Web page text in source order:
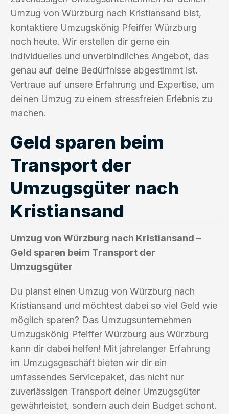
Umzug von Würzburg nach Kristiansand bist,
kontaktiere Umzugskönig Pfeiffer Würzburg
noch heute. Wir erstellen dir gerne ein
individuelles und unverbindliches Angebot, das
genau auf deine Bedürfnisse abgestimmt ist.
Vertraue auf unsere Erfahrung und Expertise, um
deinen Umzug zu einem stressfreien Erlebnis zu
machen.
Geld sparen beim
Transport der
Umzugsgüter nach
Kristiansand
Umzug von Würzburg nach Kristiansand –
Geld sparen beim Transport der
Umzugsgüter
Du planst einen Umzug von Würzburg nach
Kristiansand und möchtest dabei so viel Geld wie
möglich sparen? Das Umzugsunternehmen
Umzugskönig Pfeiffer Würzburg aus Würzburg
kann dir dabei helfen! Mit jahrelanger Erfahrung
im Umzugsgeschäft bieten wir dir ein
umfassendes Servicepaket, das nicht nur
zuverlässigen Transport deiner Umzugsgüter
gewährleistet, sondern auch dein Budget schont.